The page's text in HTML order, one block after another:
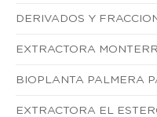
DERIVADOS Y
EXTRACTORA
BIOPLANTA PALMERA
EXTRACTORA EL